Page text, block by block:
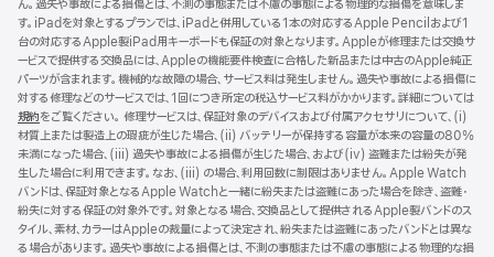
ン
ド
ウ
で
開
き
ま
す）
ん。過失や事故による損傷とは、不測の事態または不慮の事態による物理的な損傷を意味しま
す。iPadを対象とするプランでは、iPadと併用している1本の対応するApple Pencilおよび1
台の対応するApple製iPad用キーボードも保証の対象となります。Appleが修理または交換サ
ービスで提供する交換品には、Appleの機能要件検査に合格した新品または中古のApple純正
パーツが含まれます。機械的な故障の場合、サービス料は発生しません。過失や事故による損傷に
対する修理などのサービスでは、1回につき所定の税込サービス料がかかります。詳細については
規約（新
規
ウ
イ
ン
ド
ウ
で
をご覧ください。 修理サービスは、保証対象のデバイスおよび付属アクセサリについて、(i)
材質上または製造上の瑕疵が生じた場合、(ii) バッテリーが保持する容量が本来の容量の80%
未満になった場合、(iii) 過失や事故による損傷が生じた場合、および(iv) 盗難または紛失が発
生した場合に利用できます。なお、(iii) の場合、利用回数に制限はありません。Apple Watch
バンドは、保証対象となるApple Watchと一緒に紛失または盗難にあった場合を除き、盗難・
紛失に対する保証の対象外です。対象となる場合、交換品として提供されるApple製バンドのス
タイル、素材、カラーはAppleの裁量によって決定され、紛失または盗難にあったバンドとは異な
る場合があります。過失や事故による損傷とは、不測の事態または不慮の事態による物理的な損